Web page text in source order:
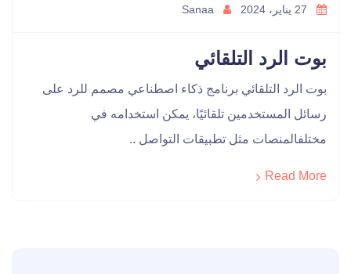
27 يناير، 2024
بوت الرد التلقائي
بوت الرد التلقائي برنامج ذكاء اصطناعي مصمم للرد على
رسائل المستخدمين تلقائيًا، يمكن استخدامه في
مختلفالمنصات مثل تطبيقات التواصل ..
Read More